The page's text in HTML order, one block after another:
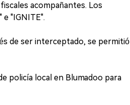
acompañantes. Los
e "IGNITE".
de ser interceptado, se permitió
policía local en Blumadoo para